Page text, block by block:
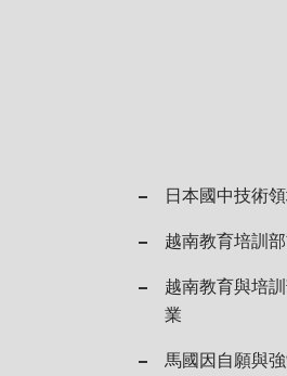
日本國中技術
越南教育培訓
越南教育與培
業
馬國因自願與